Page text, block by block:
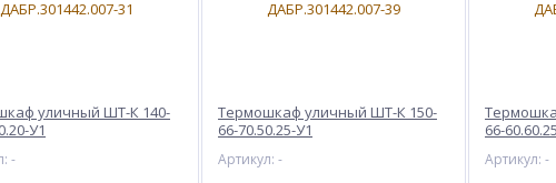
уличный ШТ-К 140-
У1
-
Термошкаф уличный ШТ-К 150-
66-70.50.25-У1
Артикул: -
66-
Артикул: -